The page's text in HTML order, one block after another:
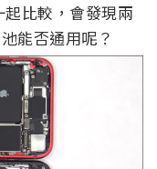
比較，會發現兩
能否通用呢？